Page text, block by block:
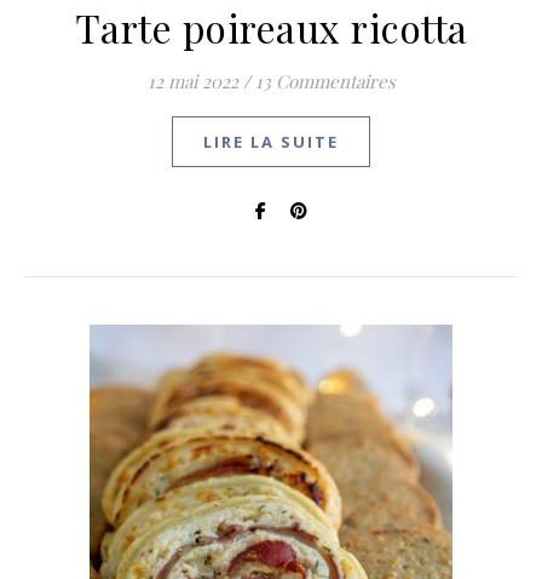
Tarte poireaux ricotta
12 mai 2022 / 13 Commentaires
LIRE LA SUITE